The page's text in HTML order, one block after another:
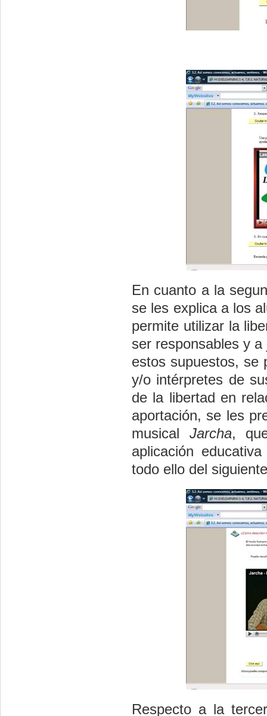
En cuanto a la
se les explica a los
permite utilizar la
ser responsables y
estos supuestos, se
y/o intérpretes de
de la libertad en
aportación, se les
musical Jarcha,
aplicación
todo ello del
Respecto a la